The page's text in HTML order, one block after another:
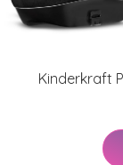
Kinderkraft